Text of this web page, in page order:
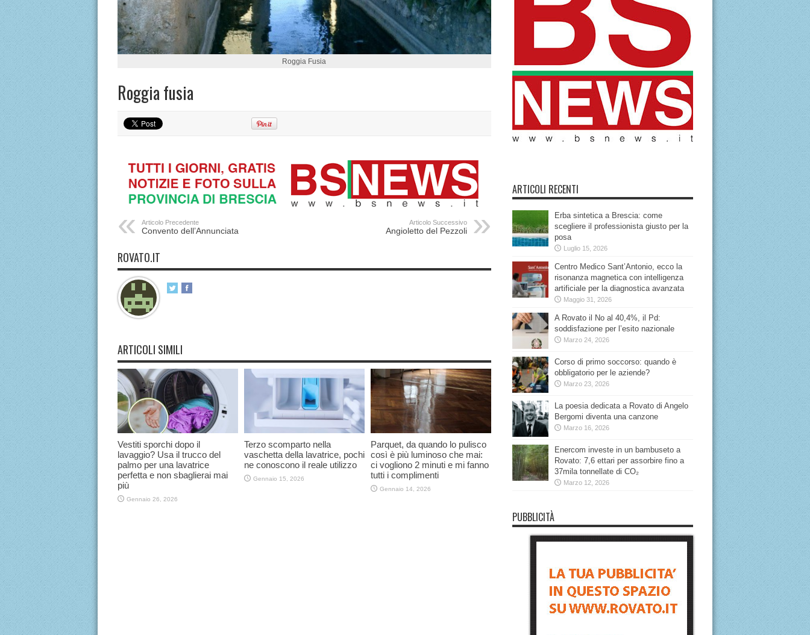
Roggia Fusia
Roggia fusia
Articolo Precedente
Convento dell’Annunciata
Articolo Successivo
Angioletto del Pezzoli
ROVATO.IT
ARTICOLI SIMILI
Vestiti sporchi dopo il
lavaggio? Usa il trucco del
palmo per una lavatrice
perfetta e non sbaglierai mai
più
Gennaio 26, 2026
Terzo scomparto nella
vaschetta della lavatrice, pochi
ne conoscono il reale utilizzo
Gennaio 15, 2026
Parquet, da quando lo pulisco
così è più luminoso che mai:
ci vogliono 2 minuti e mi fanno
tutti i complimenti
Gennaio 14, 2026
ARTICOLI RECENTI
Erba sintetica a Brescia: come
scegliere il professionista giusto per la
posa
Luglio 15, 2026
Centro Medico Sant’Antonio, ecco la
risonanza magnetica con intelligenza
artificiale per la diagnostica avanzata
Maggio 31, 2026
A Rovato il No al 40,4%, il Pd:
soddisfazione per l’esito nazionale
Marzo 24, 2026
Corso di primo soccorso: quando è
obbligatorio per le aziende?
Marzo 23, 2026
La poesia dedicata a Rovato di Angelo
Bergomi diventa una canzone
Marzo 16, 2026
Enercom investe in un bambuseto a
Rovato: 7,6 ettari per assorbire fino a
37mila tonnellate di CO₂
Marzo 12, 2026
PUBBLICITÀ